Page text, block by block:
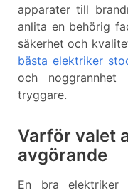
apparater till
anlita en behörig
säkerhet och
bästa elektriker
och
tryggare.
Varför valet
avgörande
En bra